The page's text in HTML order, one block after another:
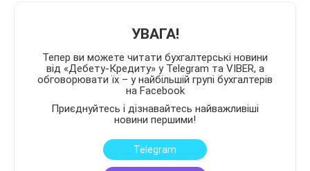
УВАГА!
Тепер ви можете читати бухгалтерські новини
від «Дебету-Кредиту» у Telegram та VIBER, а
обговорювати їх – у найбільшій групі бухгалтерів
на Facebook
Приєднуйтесь і дізнавайтесь найважливіші
новини першими!
Telegram